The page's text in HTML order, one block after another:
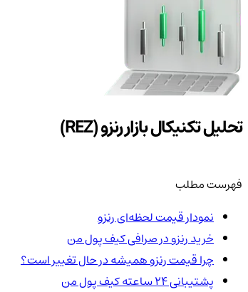
تحلیل تکنیکال بازار رنزو (REZ)
فهرست مطلب
نمودار قیمت لحظه‌ای رنزو
خرید رنزو در صرافی کیف پول من
چرا قیمت رنزو همیشه در حال تغییر است؟
پشتیبانی ۲۴ ساعته کیف پول من